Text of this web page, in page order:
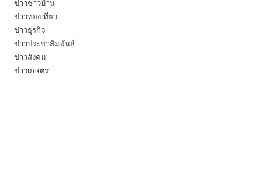
ข่าวชาวบ้าน
ข่าวท่องเที่ยว
ข่าวธุรกิจ
ข่าวประชาสัมพันธ์
ข่าวสังคม
ข่าวเกษตร